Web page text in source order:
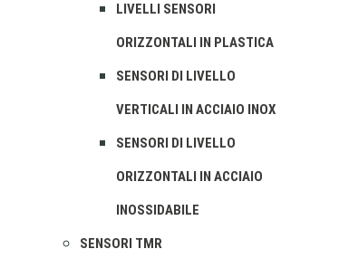
LIVELLI SENSORI
ORIZZONTALI IN PLASTICA
SENSORI DI LIVELLO
VERTICALI IN ACCIAIO INOX
SENSORI DI LIVELLO
ORIZZONTALI IN ACCIAIO
INOSSIDABILE
SENSORI TMR